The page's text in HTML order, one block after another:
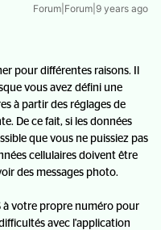
Forum|Forum|9 years ago
pour différentes raisons. Il
vous avez défini une
à partir des réglages de
De ce fait, si les données
que vous ne puissiez pas
cellulaires doivent être
des messages photo.
à votre propre numéro pour
avec l'application